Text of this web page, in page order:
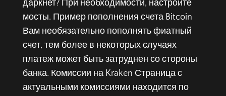
даркнет? При необходимости, настройте
мосты. Пример пополнения счета Bitcoin
Вам необязательно пополнять фиатный
счет, тем более в некоторых случаях
платеж может быть затруднен со стороны
банка. Комиссии на Kraken Страница с
актуальными комиссиями находится по